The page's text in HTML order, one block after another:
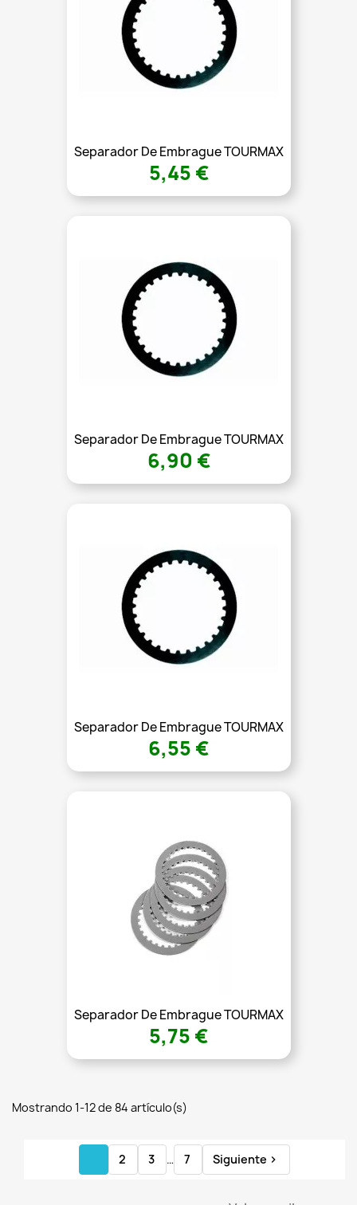
Separador De Embrague TOURMAX
5,45 €
Separador De Embrague TOURMAX
6,90 €
Separador De Embrague TOURMAX
6,55 €
Separador De Embrague TOURMAX
5,75 €
Mostrando 1-12 de 84 artículo(s)
2 3 … 7 Siguiente 